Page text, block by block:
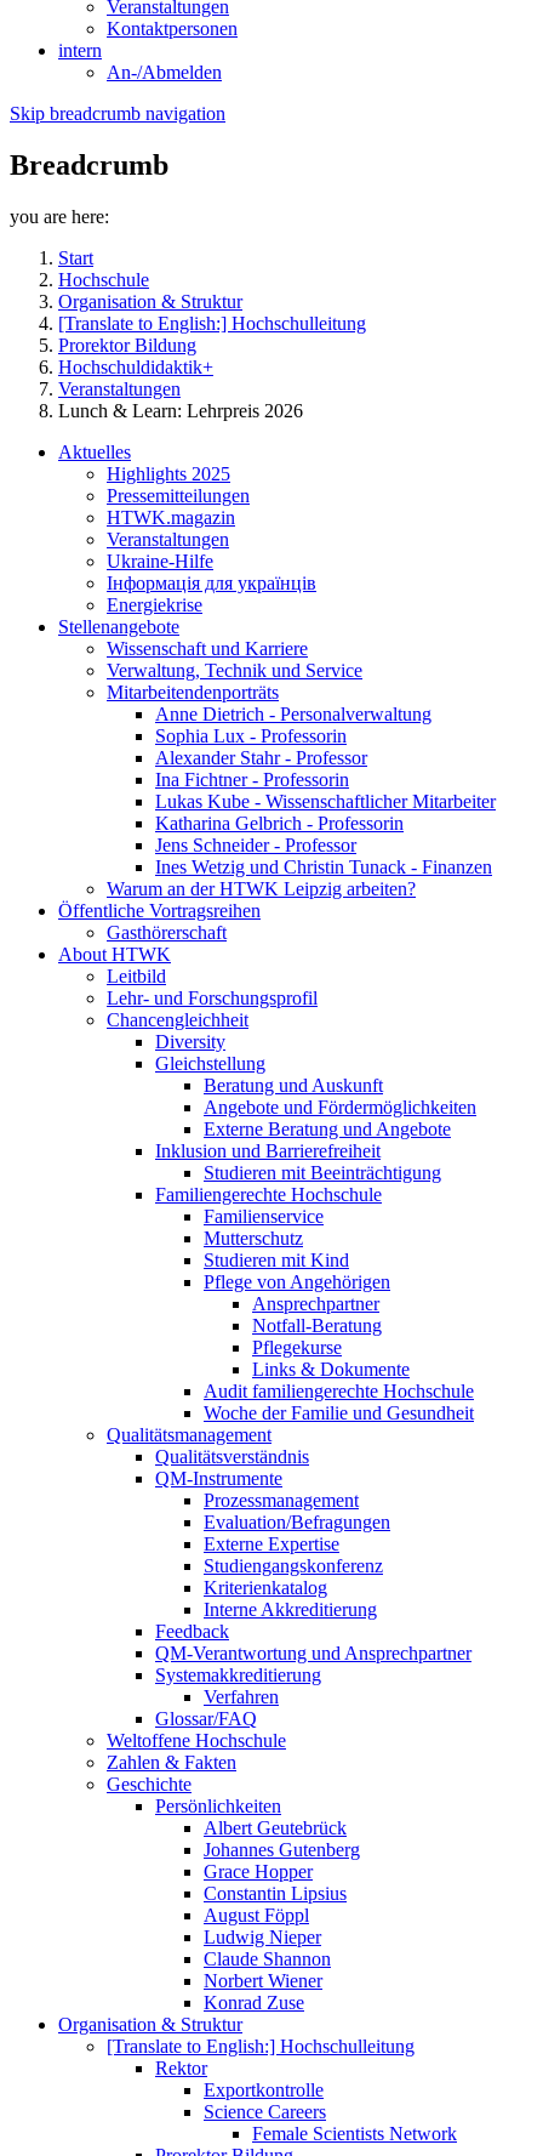
Veranstaltungen
Kontaktpersonen
intern
An-/Abmelden
Skip breadcrumb navigation
Breadcrumb
you are here:
Start
Hochschule
Organisation & Struktur
[Translate to English:] Hochschulleitung
Prorektor Bildung
Hochschuldidaktik+
Veranstaltungen
Lunch & Learn: Lehrpreis 2026
Aktuelles
Highlights 2025
Pressemitteilungen
HTWK.magazin
Veranstaltungen
Ukraine-Hilfe
Інформація для українців
Energiekrise
Stellenangebote
Wissenschaft und Karriere
Verwaltung, Technik und Service
Mitarbeitendenporträts
Anne Dietrich - Personalverwaltung
Sophia Lux - Professorin
Alexander Stahr - Professor
Ina Fichtner - Professorin
Lukas Kube - Wissenschaftlicher Mitarbeiter
Katharina Gelbrich - Professorin
Jens Schneider - Professor
Ines Wetzig und Christin Tunack - Finanzen
Warum an der HTWK Leipzig arbeiten?
Öffentliche Vortragsreihen
Gasthörerschaft
About HTWK
Leitbild
Lehr- und Forschungsprofil
Chancengleichheit
Diversity
Gleichstellung
Beratung und Auskunft
Angebote und Fördermöglichkeiten
Externe Beratung und Angebote
Inklusion und Barrierefreiheit
Studieren mit Beeinträchtigung
Familiengerechte Hochschule
Familienservice
Mutterschutz
Studieren mit Kind
Pflege von Angehörigen
Ansprechpartner
Notfall-Beratung
Pflegekurse
Links & Dokumente
Audit familiengerechte Hochschule
Woche der Familie und Gesundheit
Qualitätsmanagement
Qualitätsverständnis
QM-Instrumente
Prozessmanagement
Evaluation/Befragungen
Externe Expertise
Studiengangskonferenz
Kriterienkatalog
Interne Akkreditierung
Feedback
QM-Verantwortung und Ansprechpartner
Systemakkreditierung
Verfahren
Glossar/FAQ
Weltoffene Hochschule
Zahlen & Fakten
Geschichte
Persönlichkeiten
Albert Geutebrück
Johannes Gutenberg
Grace Hopper
Constantin Lipsius
August Föppl
Ludwig Nieper
Claude Shannon
Norbert Wiener
Konrad Zuse
Organisation & Struktur
[Translate to English:] Hochschulleitung
Rektor
Exportkontrolle
Science Careers
Female Scientists Network